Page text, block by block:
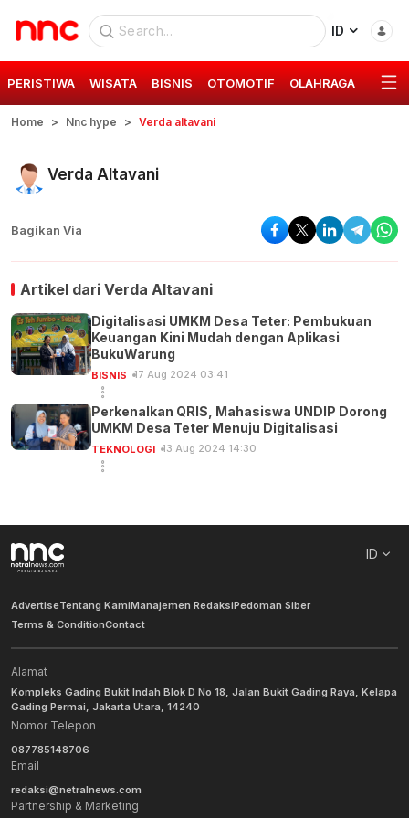
ID
PERISTIWA WISATA BISNIS OTOMOTIF OLAHRAGA GAYA
Home Nnc hype Verda altavani
Verda Altavani
Bagikan Via
Artikel dari Verda Altavani
Digitalisasi UMKM Desa Teter: Pembukuan
Keuangan Kini Mudah dengan Aplikasi
BukuWarung
BISNIS 17 Aug 2024 03:41
Perkenalkan QRIS, Mahasiswa UNDIP Dorong
UMKM Desa Teter Menuju Digitalisasi
TEKNOLOGI 13 Aug 2024 14:30
ID
AdvertiseTentang KamiManajemen RedaksiPedoman Siber
Terms & ConditionContact
Alamat
Kompleks Gading Bukit Indah Blok D No 18, Jalan Bukit Gading Raya, Kelapa
Gading Permai, Jakarta Utara, 14240
Nomor Telepon
087785148706
Email
redaksi@netralnews.com
Partnership & Marketing